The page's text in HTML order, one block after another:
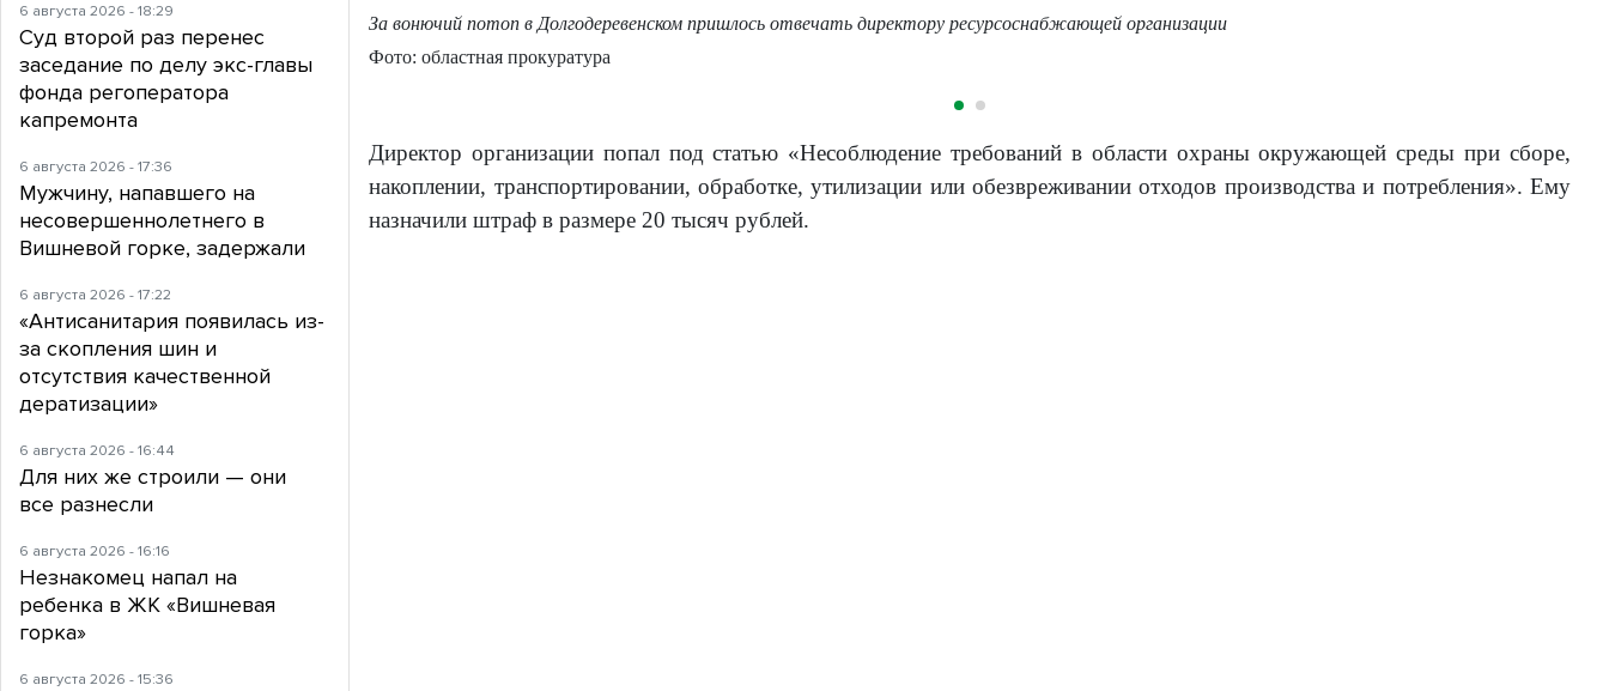
За вонючий потоп в Долгодеревенском пришлось отвечать директору ресурсоснабжающей организации
Фото: областная прокуратура
Директор организации попал под статью «Несоблюдение требований в области охраны окружающей среды при сборе,
накоплении, транспортировании, обработке, утилизации или обезвреживании отходов производства и потребления». Ему
назначили штраф в размере 20 тысяч рублей.
6 августа 2026 - 18:29
Суд второй раз перенес
заседание по делу экс-главы
фонда регоператора
капремонта
6 августа 2026 - 17:36
Мужчину, напавшего на
несовершеннолетнего в
Вишневой горке, задержали
6 августа 2026 - 17:22
«Антисанитария появилась из-
за скопления шин и
отсутствия качественной
дератизации»
6 августа 2026 - 16:44
Для них же строили — они
все разнесли
6 августа 2026 - 16:16
Незнакомец напал на
ребенка в ЖК «Вишневая
горка»
6 августа 2026 - 15:36